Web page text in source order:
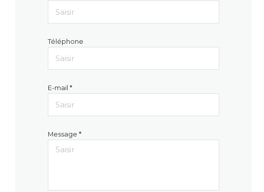
Téléphone
E-mail *
Message *